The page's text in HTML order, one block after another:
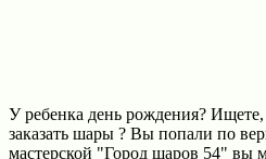
У ребенка день рождения?
заказать шары ? Вы попали по
мастерской "Город шаров 54" вы